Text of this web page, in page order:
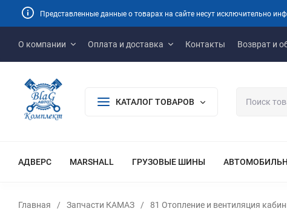
Представленные данные о товарах на сайте несут исключительно
О компании Оплата и доставка Контакты Возврат и
КАТАЛОГ ТОВАРОВ
АДВЕРС MARSHALL ГРУЗОВЫЕ ШИНЫ
Главная / Запчасти КАМАЗ / 81 Отопление и вентиляция